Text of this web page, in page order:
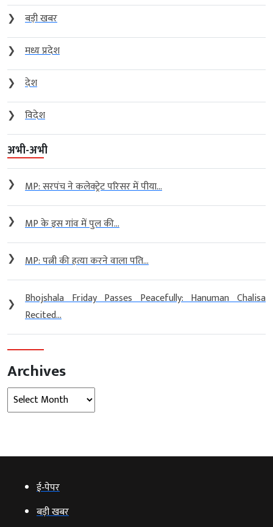
❯
बड़ी खबर
❯
मध्य प्रदेश
❯
देश
❯
विदेश
अभी-अभी
❯ MP: सरपंच ने कलेक्ट्रेट परिसर में पीया...
❯ MP के इस गांव में पुल की...
❯ MP: पत्नी की हत्या करने वाला पति...
❯
Bhojshala Friday Passes Peacefully: Hanuman Chalisa
Recited...
Archives
Archives
ई‑पेपर
बड़ी खबर